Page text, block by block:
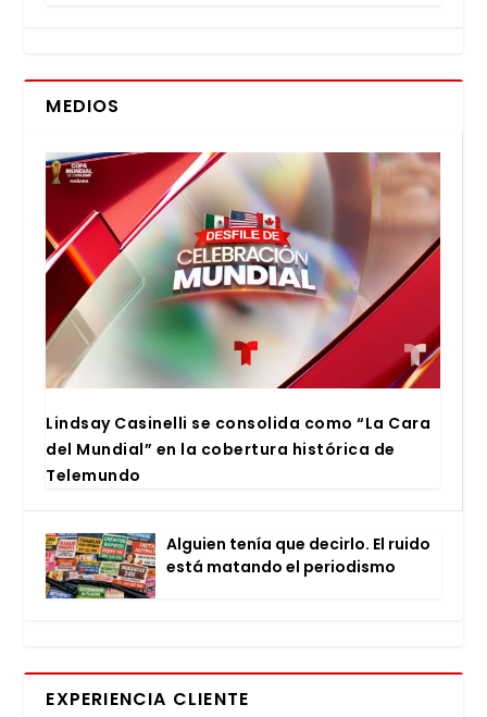
MEDIOS
Lind­say Casi­ne­lli se con­so­li­da como “La Cara
del Mun­dial” en la cober­tu­ra his­tó­ri­ca de
Tele­mun­do
Alguien tenía que decir­lo. El rui­do
está matan­do el perio­dis­mo
EXPERIENCIA CLIENTE